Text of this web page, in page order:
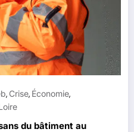
, Crise, Économie,
du bâtiment au